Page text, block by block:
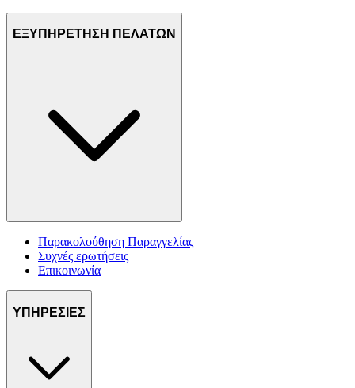
ΕΞΥΠΗΡΕΤΗΣΗ ΠΕΛΑΤΩΝ
Παρακολούθηση Παραγγελίας
Συχνές ερωτήσεις
Επικοινωνία
ΥΠΗΡΕΣΙΕΣ